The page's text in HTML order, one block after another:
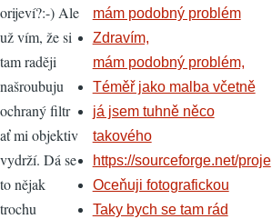
orijeví?:-) Ale
už vím, že si
tam raději
našroubuju
ochraný filtr
ať mi objektiv
vydrží. Dá se
to nějak
trochu
mám podobný problém
Zdravím,
mám podobný problém,
Téměř jako malba včetně
já jsem tuhně něco
takového
https://sourceforge.net/proje
Oceňuji fotografickou
Taky bych se tam rád